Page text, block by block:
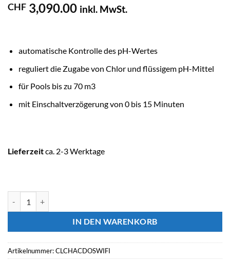
CHF 3,090.00 inkl. MwSt.
automatische Kontrolle des pH-Wertes
reguliert die Zugabe von Chlor und flüssigem pH-Mittel
für Pools bis zu 70 m3
mit Einschaltverzögerung von 0 bis 15 Minuten
Lieferzeitca. 2-3 Werktage
IN DEN WARENKORB
Artikelnummer:CLCHACDOSWIFI